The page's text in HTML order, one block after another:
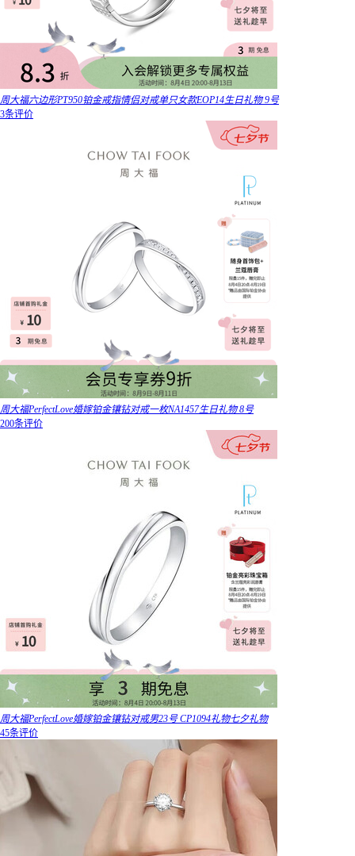
周大福六边形PT950铂金戒指情侣对戒单只女款EOP14生日礼物 9号
3条评价
周大福PerfectLove婚嫁铂金镶钻对戒一枚NA1457生日礼物 8号
200条评价
周大福PerfectLove婚嫁铂金镶钻对戒男23号 CP1094礼物七夕礼物
45条评价